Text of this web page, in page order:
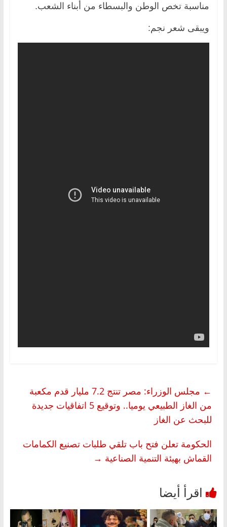
مناسبة تخص الوطن والبسطاء من أبناء الشعب.
ويبقى شعر نجم:
←
مجلس الوزراء: مصر تنتج 7.2 مليار قدم مكعبة
من الغاز الطبيعي يوميا.. وتوقيع 5 اتفاقيات جديدة
للبحث عن الغاز
الحكومة تعلن فتح باب تلقي طلبات تصنيع الكمامات
القماش بهيئة التنمية الصناعية →